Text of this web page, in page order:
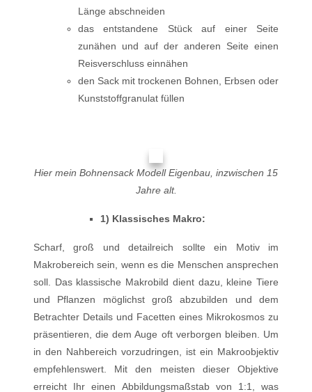
Länge abschneiden
das entstandene Stück auf einer Seite
zunähen und auf der anderen Seite einen
Reisverschluss einnähen
den Sack mit trockenen Bohnen, Erbsen oder
Kunststoffgranulat füllen
Hier mein Bohnensack Modell Eigenbau, inzwischen 15
Jahre alt.
1) Klassisches Makro:
Scharf, groß und detailreich sollte ein Motiv im
Makrobereich sein, wenn es die Menschen ansprechen
soll. Das klassische Makrobild dient dazu, kleine Tiere
und Pflanzen möglichst groß abzubilden und dem
Betrachter Details und Facetten eines Mikrokosmos zu
präsentieren, die dem Auge oft verborgen bleiben. Um
in den Nahbereich vorzudringen, ist ein Makroobjektiv
empfehlenswert. Mit den meisten dieser Objektive
erreicht Ihr einen Abbildungsmaßstab von 1:1, was